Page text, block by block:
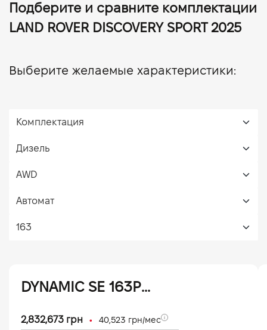
Подберите и сравните комплектации
LAND ROVER DISCOVERY SPORT 2025
Выберите желаемые характеристики:
DYNAMIC SE 163PS (25 MY)
2,832,673 грн • 40,523 грн/мес